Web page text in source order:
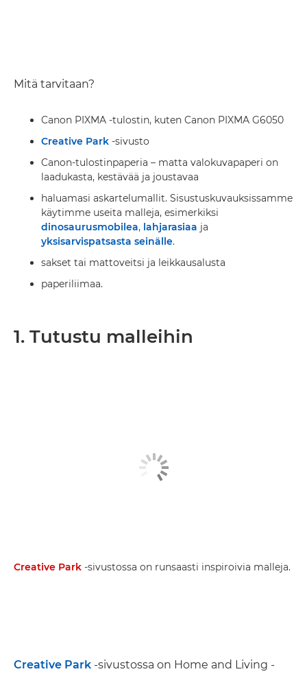
Mitä tarvitaan?
Canon PIXMA -tulostin, kuten Canon PIXMA G6050
Creative Park -sivusto
Canon-tulostinpaperia – matta valokuvapaperi on
laadukasta, kestävää ja joustavaa
haluamasi askartelumallit. Sisustuskuvauksissamme
käytimme useita malleja, esimerkiksi
dinosaurusmobilea, lahjarasiaa ja
yksisarvispatsasta seinälle.
sakset tai mattoveitsi ja leikkausalusta
paperiliimaa.
1. Tutustu malleihin
Creative Park -sivustossa on runsaasti inspiroivia malleja.
Creative Park -sivustossa on Home and Living -